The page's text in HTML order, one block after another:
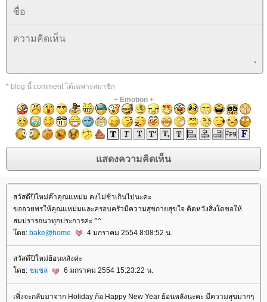
* blog นี้ comment ได้เฉพาะสมาชิก
+ Emotion+
สวัสดีปีใหม่ค๊าคุณแหม่ม คงไม่ช้าเกินไปนะคะ
ขออวยพรให้คุณแหม่มและครอบครัวมีความสุขกายสุขใจ คิดหวังสิ่งใดขอให้
สมปรารถนาทุกประการค่ะ ^^
ดย: bake@home 4 มกราคม 2554 8:08:52 น.
สวัสดีปีใหม่ย้อนหลังค่ะ
ดย: ชมชล 6 มกราคม 2554 15:23:22 น.
เพิ่งจะกลับมาจาก Holiday ก้อ Happy New Year ย้อนหลังนะคะ มีความสุขมากๆ